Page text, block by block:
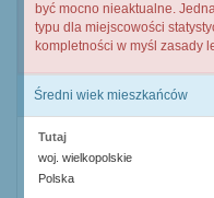
być mocno nieaktualne.
typu dla miejscowości
kompletności w myśl zasady
Średni wiek mieszkańców
Tutaj
woj. wielkopolskie
Polska